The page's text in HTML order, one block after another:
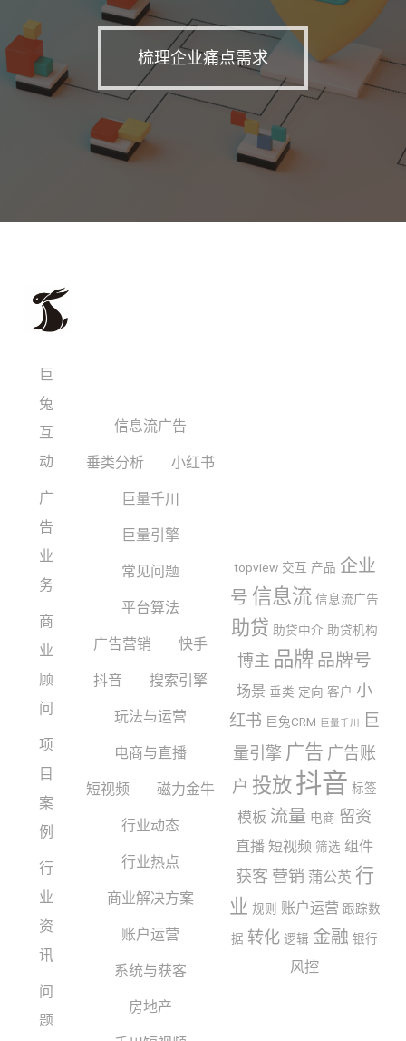
梳理企业痛点需求
巨
兔
互
动
广
告
业
务
商
业
顾
问
项
目
案
例
行
业
资
讯
问
题
信息流广告
垂类分析 小红书
巨量千川
巨量引擎
常见问题
平台算法
广告营销 快手
抖音 搜索引擎
玩法与运营
电商与直播
短视频 磁力金牛
行业动态
行业热点
商业解决方案
账户运营
系统与获客
房地产
topview 交互 产品 企业
号 信息流 信息流广告
助贷 助贷中介 助贷机构
博主 品牌 品牌号
场景 垂类 定向 客户 小
红书 巨兔CRM 巨量千川
巨
量引擎 广告 广告账
户 投放抖音 标签
模板 流量 电商 留资
直播 短视频 筛选 组件
获客 营销 蒲公英 行
业 规则 账户运营 跟踪数
据 转化 逻辑 金融 银行
风控